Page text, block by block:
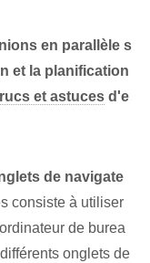
en parallèle s
et la planification
et astuces d'e
de navigate
consiste à utiliser
de burea
onglets de